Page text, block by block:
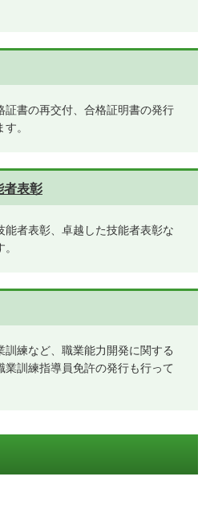
証書の再交付、合格証明書の発行
。
者表彰
能者表彰、卓越した技能者表彰な
練など、職業能力開発に関する
訓練指導員免許の発行も行って